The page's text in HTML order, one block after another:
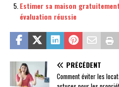
Estimer sa maison
évaluation réussie
PRÉCÉDENT
Comment éviter les